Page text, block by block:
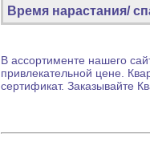
Время нарастания/
В ассортименте нашего
привлекательной цене.
сертификат. Заказывайте